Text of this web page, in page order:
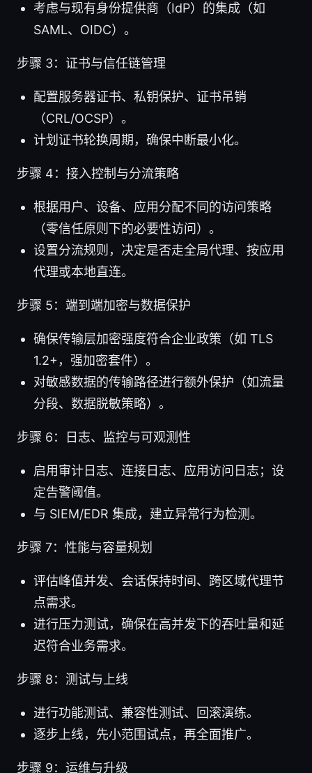
考虑与现有身份提供商（IdP）的集成（如
SAML、OIDC）。
步骤 3：证书与信任链管理
配置服务器证书、私钥保护、证书吊销
（CRL/OCSP）。
计划证书轮换周期，确保中断最小化。
步骤 4：接入控制与分流策略
根据用户、设备、应用分配不同的访问策略
（零信任原则下的必要性访问）。
设置分流规则，决定是否走全局代理、按应用
代理或本地直连。
步骤 5：端到端加密与数据保护
确保传输层加密强度符合企业政策（如 TLS
1.2+，强加密套件）。
对敏感数据的传输路径进行额外保护（如流量
分段、数据脱敏策略）。
步骤 6：日志、监控与可观测性
启用审计日志、连接日志、应用访问日志；设
定告警阈值。
与 SIEM/EDR 集成，建立异常行为检测。
步骤 7：性能与容量规划
评估峰值并发、会话保持时间、跨区域代理节
点需求。
进行压力测试，确保在高并发下的吞吐量和延
迟符合业务需求。
步骤 8：测试与上线
进行功能测试、兼容性测试、回滚演练。
逐步上线，先小范围试点，再全面推广。
步骤 9：运维与升级